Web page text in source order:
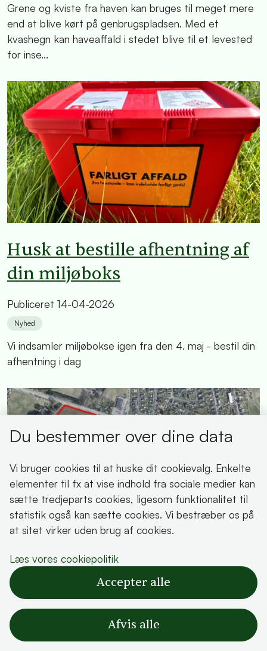
Grene og kviste fra haven kan bruges til meget mere
end at blive kørt på genbrugspladsen. Med et
kvashegn kan haveaffald i stedet blive til et levested
for inse...
Husk at bestille afhentning af
din miljøboks
Publiceret 14-04-2026
Nyhed
Vi indsamler miljøbokse igen fra den 4. maj - bestil din
afhentning i dag
Ny dato: Borgermøde om nyt
erhvervsområde ved Gevninge
Publiceret13-04-2026
Du bestemmer over dine data
Vi bruger cookies til at huske dit cookievalg. Enkelte
elementer til fx at vise indhold fra sociale medier kan
sætte tredjeparts cookies, ligesom funktionalitet til
statistik også kan sætte cookies. Vi bestræber os på
at sitet virker uden brug af cookies.
Læs vores cookiepolitik
Accepter alle
Afvis alle